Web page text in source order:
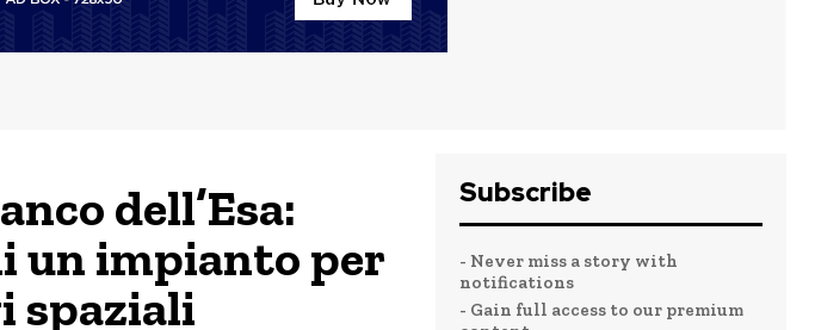
dell’Esa:
un impianto per
spaziali
Subscribe
- Never miss a story with
notifications
- Gain full access to our premium